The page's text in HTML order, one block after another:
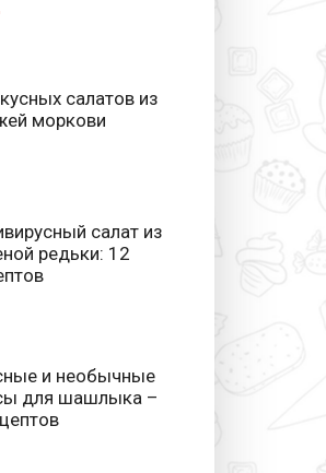
салатов из
моркови
салат из
редьки: 12
и необычные
для шашлыка –